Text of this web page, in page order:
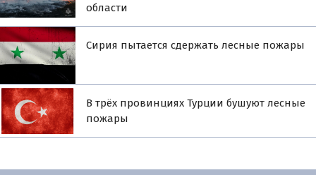
области
Сирия пытается сдержать лесные пожары
В трёх провинциях Турции бушуют лесные
пожары